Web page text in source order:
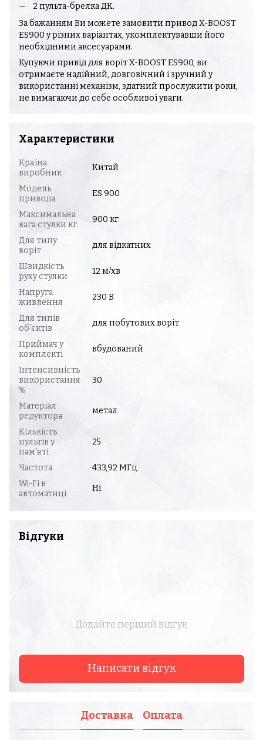
2 пульта-брелка ДК.
За бажанням Ви можете замовити привод X-BOOST
ES900 у різних варіантах, укомплектувавши його
необхідними аксесуарами.
Купуючи привід для воріт X-BOOST ES900, ви
отримаєте надійний, довговічний і зручний у
використанні механізм, здатний прослужити роки,
не вимагаючи до себе особливої уваги.
Характеристики
Країна
виробник
Китай
Модель
привода
ES 900
Максимальна
вага стулки кг.
900 кг
Для типу
воріт
для відкатних
Швидкість
руху стулки
12 м/хв
Напруга
живлення
230 В
Для типів
об'єктів
для побутових воріт
Приймач у
комплекті
вбудований
Інтенсивність
використання
%
30
Матеріал
редуктора
метал
Кількість
пультів у
пам'яті
25
Частота
433,92 МГц
Wi-Fi в
автоматиці
Ні
Відгуки
Додайте перший відгук
Написати відгук
Доставка Оплата